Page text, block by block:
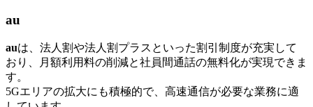
au
auは、法人割や法人割プラスといった割引制度が充実して
おり、月額利用料の削減と社員間通話の無料化が実現できま
す。
5Gエリアの拡大にも積極的で、高速通信が必要な業務に適